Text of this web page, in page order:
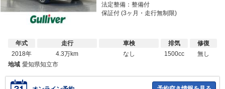
法定整備：整備付
保証付 (3ヶ月・走行無制限)
年式
2018年
走行
4.3万km
車検
なし
排気
1500cc
修復
無し
地域 愛知県知立市